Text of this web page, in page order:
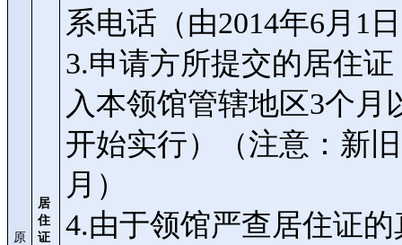
原
居
住
证
系电话（由2014年6月1
3.申请方所提交的居住
入本领馆管辖地区3个月
开始实行）（注意：新
月）
4.由于领馆严查居住证